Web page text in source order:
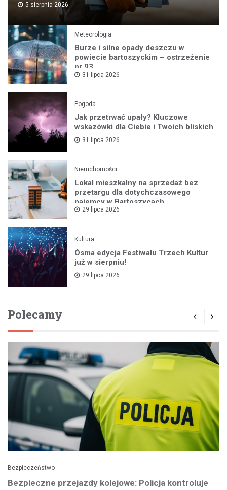
5 sierpnia 2026
Meteorologia
Burze i silne opady deszczu w
powiecie bartoszyckim – ostrzeżenie
nr 93
31 lipca 2026
Pogoda
Jak przetrwać upały? Kluczowe
wskazówki dla Ciebie i Twoich bliskich
31 lipca 2026
Nieruchomości
Lokal mieszkalny na sprzedaż bez
przetargu dla dotychczasowego
najemcy w Bartoszycach
29 lipca 2026
Kultura
Ósma edycja Festiwalu Trzech Kultur
już w sierpniu!
29 lipca 2026
Polecamy
Bezpieczeństwo
Bezpieczne przejazdy kolejowe: Policja kontroluje